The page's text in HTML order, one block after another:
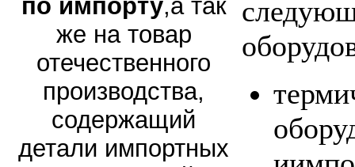
по импорту,а так
же на товар
отечественного
производства,
содержащий
детали импортных